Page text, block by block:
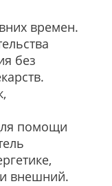
времен.
без
помощи
и внешний.